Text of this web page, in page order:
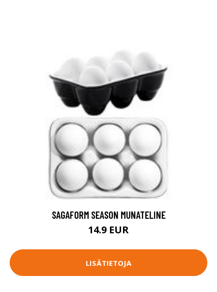
SAGAFORM SEASON MUNATELINE
14.9 EUR
LISÄTIETOJA